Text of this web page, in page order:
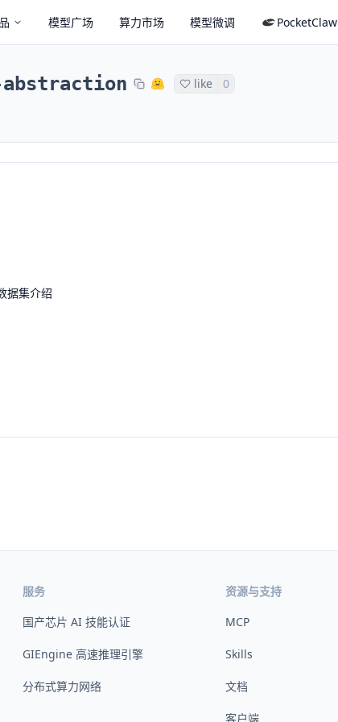
模型广场 算力市场 模型微调 PocketClaw
like 0
据集介绍
服务
国产芯片 AI 技能认证
GIEngine 高速推理引擎
分布式算力网络
资源与支持
MCP
Skills
文档
客户端